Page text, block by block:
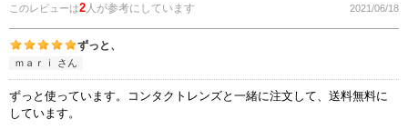
このレビューは2人が参考にしています 2021/06/18
ずっと、
ｍａｒｉ さん
ずっと使っています。コンタクトレンズと一緒に注文して、送料無料に
しています。